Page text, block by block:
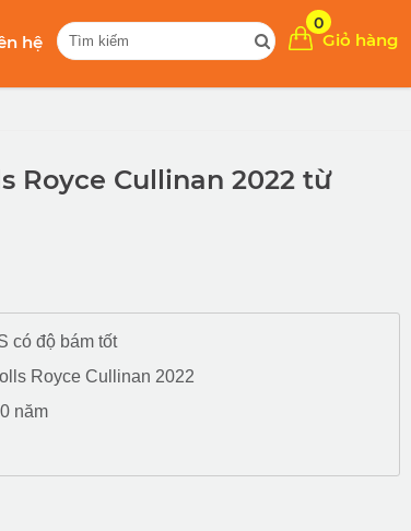
Giỏ hàng
0
hệ
Royce Cullinan 2022 từ
có độ bám tốt
Royce Cullinan 2022
năm